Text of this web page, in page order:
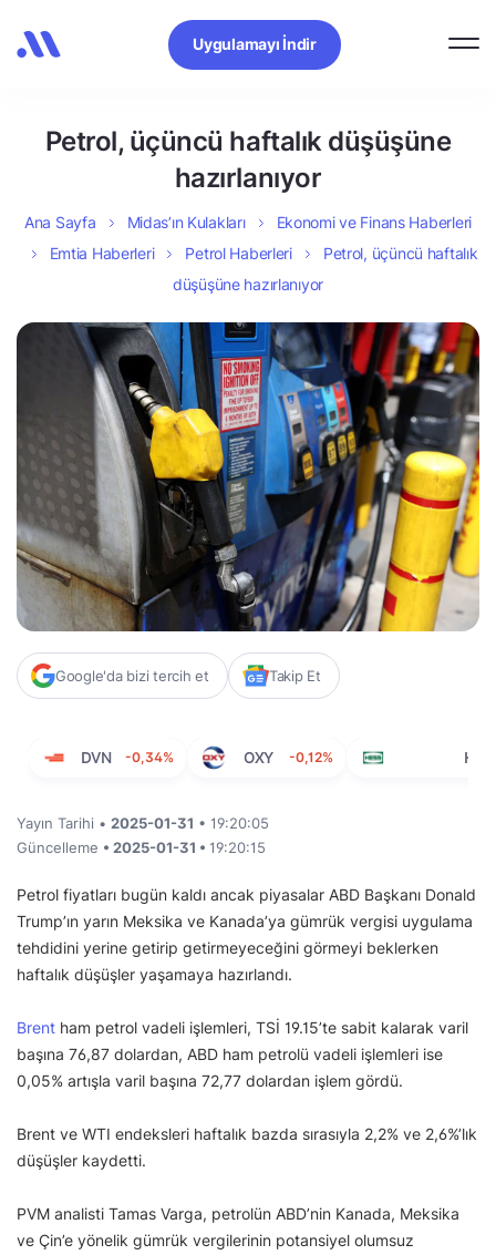
Uygulamayı İndir
Petrol, üçüncü haftalık düşüşüne
hazırlanıyor
Ana Sayfa Midas’ın Kulakları
Ekonomi ve Finans Haberleri
Emtia Haberleri
Petrol Haberleri
Petrol, üçüncü haftalık
düşüşüne hazırlanıyor
Google'da bizi tercih et Takip Et
DVN -0,34% OXY -0,12% HES
Yayın Tarihi • 2025-01-31 • 19:20:05
Güncelleme • 2025-01-31 • 19:20:15
Petrol fiyatları bugün kaldı ancak piyasalar ABD Başkanı Donald
Trump’ın yarın Meksika ve Kanada’ya gümrük vergisi uygulama
tehdidini yerine getirip getirmeyeceğini görmeyi beklerken
haftalık düşüşler yaşamaya hazırlandı.
Brent ham petrol vadeli işlemleri, TSİ 19.15’te sabit kalarak varil
başına 76,87 dolardan, ABD ham petrolü vadeli işlemleri ise
0,05% artışla varil başına 72,77 dolardan işlem gördü.
Brent ve WTI endeksleri haftalık bazda sırasıyla 2,2% ve 2,6%’lık
düşüşler kaydetti.
PVM analisti Tamas Varga, petrolün ABD’nin Kanada, Meksika
ve Çin’e yönelik gümrük vergilerinin potansiyel olumsuz